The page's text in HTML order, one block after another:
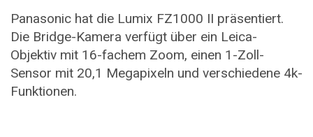
Panasonic hat die Lumix FZ1000 II präsentiert.
Die Bridge-Kamera verfügt über ein Leica-
Objektiv mit 16-fachem Zoom, einen 1-Zoll-
Sensor mit 20,1 Megapixeln und verschiedene 4k-
Funktionen.